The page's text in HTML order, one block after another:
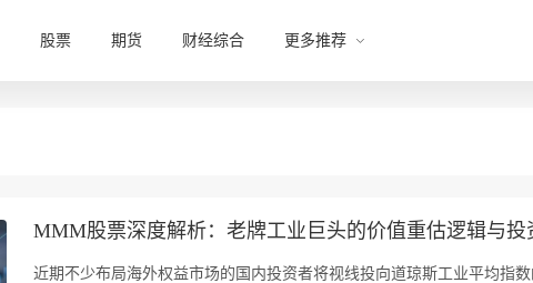
股票 期货 财经综合 更多推荐
MMM股票深度解析：老牌工业巨头的价值重估逻辑与投
近期不少布局海外权益市场的国内投资者将视线投向道琼斯工业平均指